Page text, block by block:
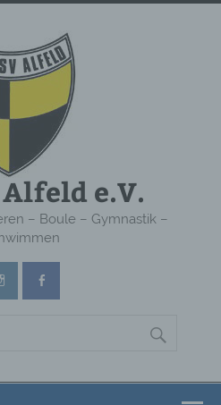
Alfeld e.V.
– Boule – Gymnastik –